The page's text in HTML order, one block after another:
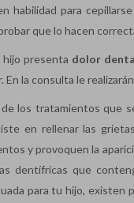
habilidad para
que lo hacen
hijo presenta dolor
En la consulta le
los tratamientos que
en rellenar las
y provoquen la
dentífricas que
para tu hijo, existen